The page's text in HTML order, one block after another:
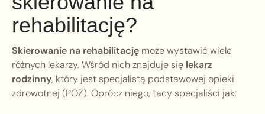
rehabilitację?
Skierowanie na rehabilitację może wystawić wiele
różnych lekarzy. Wśród nich znajduje się lekarz
rodzinny, który jest specjalistą podstawowej opieki
zdrowotnej (POZ). Oprócz niego, tacy specjaliści jak: